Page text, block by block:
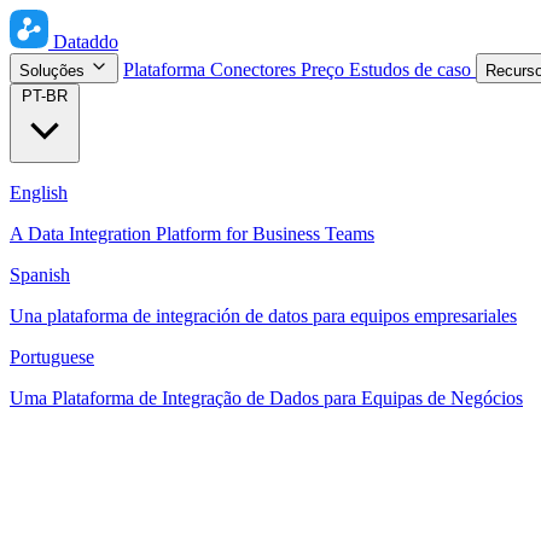
Dataddo
Soluções Plataforma Conectores Preço Estudos de caso
PT-BR
English
A Data Integration Platform for Business Teams
Spanish
Una plataforma de integración de datos para equipos empresariales
Portuguese
Uma Plataforma de Integração de Dados para Equipas de Negócios